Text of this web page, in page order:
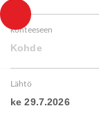
kohteeseen
Kohde
Lähtö
ke 29.7.2026